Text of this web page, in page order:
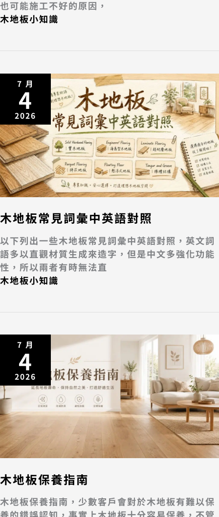
也可能施工不好的原因，
木地板小知識
7 月
4
2026
木地板常見詞彙中英語對照
以下列出一些木地板常見詞彙中英語對照，英文詞
語多以直觀材質生成來造字，但是中文多強化功能
性，所以兩者有時無法直
木地板小知識
7 月
4
2026
木地板保養指南
木地板保養指南，少數客戶會對於木地板有難以保